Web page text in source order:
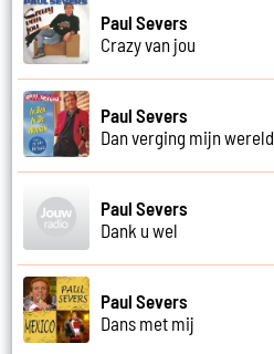
Paul Severs
Crazy van jou
Paul Severs
Dan verging mijn wereld
Paul Severs
Dank u wel
Paul Severs
Dans met mij